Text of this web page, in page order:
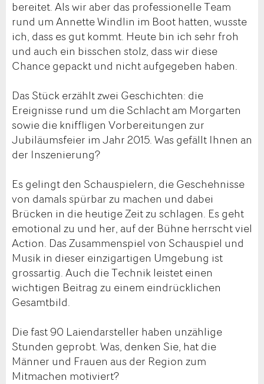
bereitet. Als wir aber das professionelle Team
rund um Annette Windlin im Boot hatten, wusste
ich, dass es gut kommt. Heute bin ich sehr froh
und auch ein bisschen stolz, dass wir diese
Chance gepackt und nicht aufgegeben haben.
Das Stück erzählt zwei Geschichten: die
Ereignisse rund um die Schlacht am Morgarten
sowie die kniffligen Vorbereitungen zur
Jubiläumsfeier im Jahr 2015. Was gefällt Ihnen an
der Inszenierung?
Es gelingt den Schauspielern, die Geschehnisse
von damals spürbar zu machen und dabei
Brücken in die heutige Zeit zu schlagen. Es geht
emotional zu und her, auf der Bühne herrscht viel
Action. Das Zusammenspiel von Schauspiel und
Musik in dieser einzigartigen Umgebung ist
grossartig. Auch die Technik leistet einen
wichtigen Beitrag zu einem eindrücklichen
Gesamtbild.
Die fast 90 Laiendarsteller haben unzählige
Stunden geprobt. Was, denken Sie, hat die
Männer und Frauen aus der Region zum
Mitmachen motiviert?